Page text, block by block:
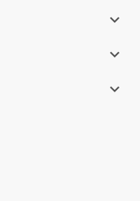


